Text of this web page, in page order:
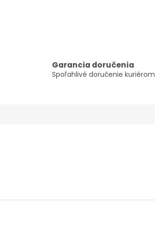
Garancia doručenia
Spoľahlivé doručenie kuriérom